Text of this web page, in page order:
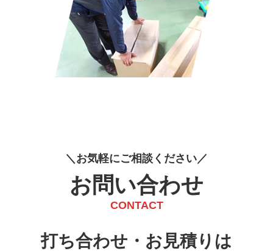
お気軽にご相談 く ださ い
お問い合わせ
CONTACT
打ち合わせ・お見積りは